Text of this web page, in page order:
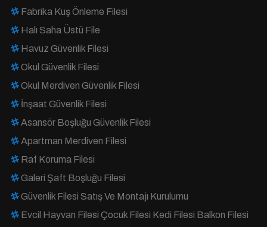
Fabrika Kuş Önleme Filesi
Halı Saha Üstü File
Havuz Güvenlik Filesi
Okul Güvenlik Filesi
Okul Merdiven Güvenlik Filesi
İnşaat Güvenlik Filesi
Asansör Boşluğu Güvenlik Filesi
Apartman Merdiven Filesi
Raf Koruma Filesi
Galeri Şaft Boşluğu Filesi
Güvenlik Filesi Satış Ve Montajı Kurulumu
Evcil Hayvan Filesi Çocuk Filesi Kedi Filesi Balkon Filesi